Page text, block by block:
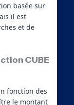
basée sur
il est
et de
CUBE
fonction des
le montant